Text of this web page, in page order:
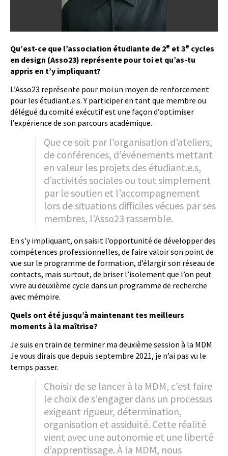
Qu’est-ce que l’association étudiante de 2e et 3e cycles
en design (Asso23) représente pour toi et qu’as-tu
appris en t’y impliquant?
L’Asso23 représente pour moi un moyen de renforcement
pour les étudiant.e.s. Y participer en tant que membre ou
délégué du comité exécutif est une façon d’optimiser
l’expérience de son parcours académique.
Que ce soit par l’organisation d’ateliers,
de conférences, d’événements mettant
en valeur les projets des étudiant.e.s,
d’activités sociales ou tout simplement
par le soutien et l’accompagnement
lors de situations difficiles vécues par ses
membres, l’Asso23 rassemble.
En s’y impliquant, on saisit l’opportunité de développer des
compétences professionnelles, de faire valoir son point de
vue sur le programme de formation, d’élargir son réseau de
contacts, mais surtout, de briser l’isolement que l’on peut
vivre au deuxième cycle dans un programme de recherche
avec mémoire.
Quels ont été jusqu’à maintenant tes meilleurs
moments à la maîtrise?
Je suis en train de terminer ma deuxième session à la MDM.
Je vous dirais que depuis septembre 2021, je n’ai pas vu le
temps passer.
Choisir de se lancer à la MDM, c’est faire
le choix de s’engager dans un processus
exigeant rigueur, détermination,
organisation et assiduité. Cette réalité
vient avec une autonomie et une liberté
d’apprentissage. À la MDM, nous